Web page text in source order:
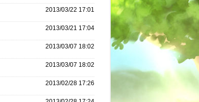
2013/03/22 17:01
2013/03/21 17:04
2013/03/07 18:02
2013/03/07 18:02
2013/02/28 17:26